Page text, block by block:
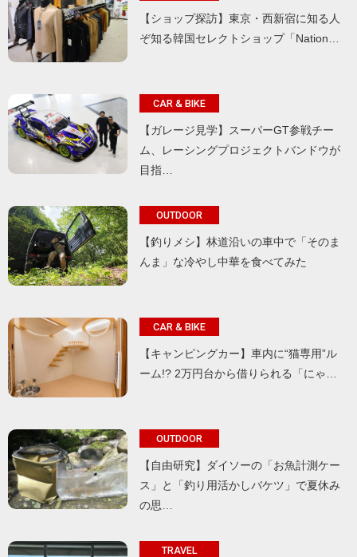
【ショップ探訪】東京・西新宿に知る人
ぞ知る韓国セレクトショップ「Nation…
CAR & BIKE
【ガレージ見学】スーパーGT参戦チー
ム、レーシングプロジェクトバンドウが
目指…
OUTDOOR
【釣りメシ】林道沿いの車中で「そのま
んま」な冷やし中華を食べてみた
CAR & BIKE
【キャンピングカー】車内に“猫専用”ル
ーム!? 2万円台から借りられる「にゃ…
OUTDOOR
【自由研究】ダイソーの「お魚計測ケー
ス」と「釣り用活かしバケツ」で夏休み
の思…
TRAVEL